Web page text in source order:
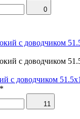
0
с доводчиком
11